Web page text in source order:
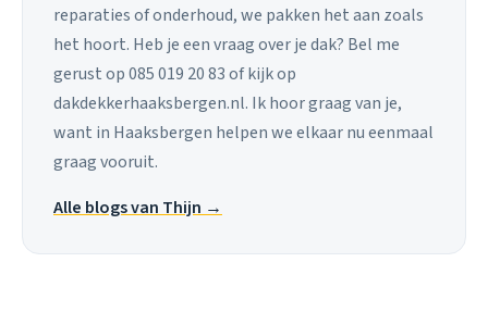
reparaties of onderhoud, we pakken het aan zoals
het hoort. Heb je een vraag over je dak? Bel me
gerust op 085 019 20 83 of kijk op
dakdekkerhaaksbergen.nl. Ik hoor graag van je,
want in Haaksbergen helpen we elkaar nu eenmaal
graag vooruit.
Alle blogs van Thijn →